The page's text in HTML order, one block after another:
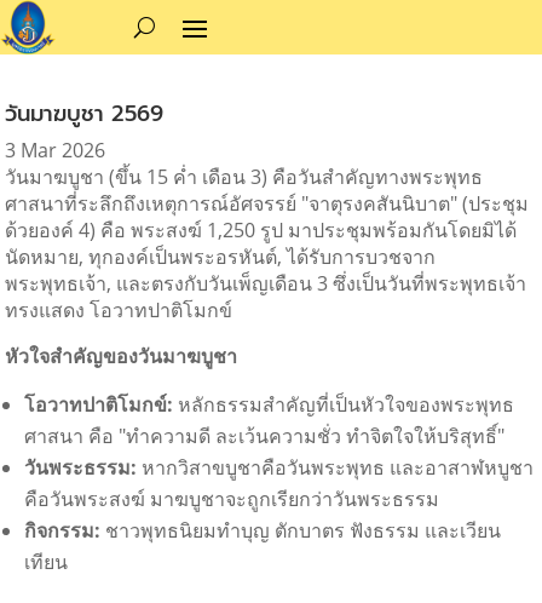
วันมาฆบูชา 2569
3 Mar 2026
วันมาฆบูชา (ขึ้น 15 ค่ำ เดือน 3) คือวันสำคัญทางพระพุทธ
ศาสนาที่ระลึกถึงเหตุการณ์อัศจรรย์ "จาตุรงคสันนิบาต" (ประชุม
ด้วยองค์ 4) คือ พระสงฆ์ 1,250 รูป มาประชุมพร้อมกันโดยมิได้
นัดหมาย, ทุกองค์เป็นพระอรหันต์, ได้รับการบวชจาก
พระพุทธเจ้า, และตรงกับวันเพ็ญเดือน 3 ซึ่งเป็นวันที่พระพุทธเจ้า
ทรงแสดง โอวาทปาติโมกข์
หัวใจสำคัญของวันมาฆบูชา
โอวาทปาติโมกข์: หลักธรรมสำคัญที่เป็นหัวใจของพระพุทธ
ศาสนา คือ "ทำความดี ละเว้นความชั่ว ทำจิตใจให้บริสุทธิ์"
วันพระธรรม: หากวิสาขบูชาคือวันพระพุทธ และอาสาฬหบูชา
คือวันพระสงฆ์ มาฆบูชาจะถูกเรียกว่าวันพระธรรม
กิจกรรม: ชาวพุทธนิยมทำบุญ ตักบาตร ฟังธรรม และเวียน
เทียน